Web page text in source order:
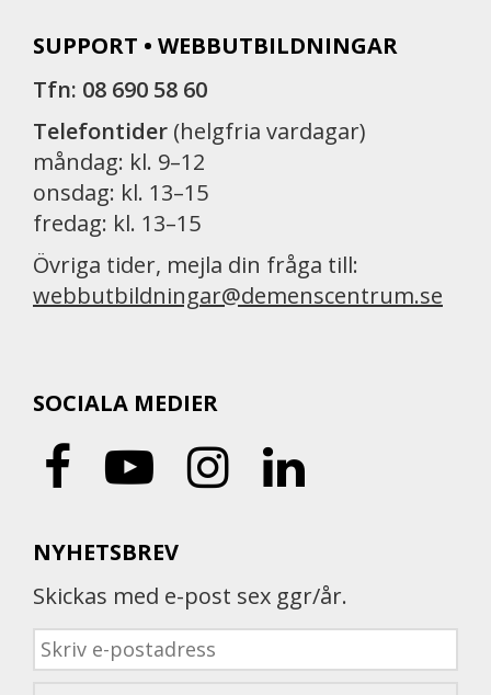
SUPPORT • WEBBUTBILDNINGAR
Tfn: 08 690 58 60
Telefontider (helgfria vardagar)
måndag: kl. 9–12
onsdag: kl. 13–15
fredag: kl. 13–15
Övriga tider, mejla din fråga till:
webbutbildningar@demenscentrum.se
SOCIALA MEDIER
NYHETSBREV
Skickas med e-post sex ggr/år.